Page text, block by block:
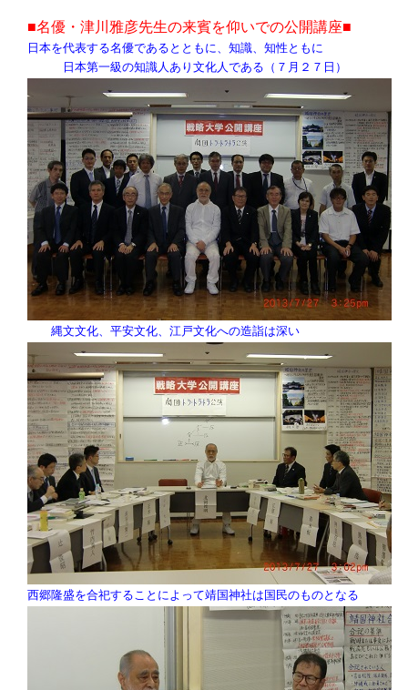
■名優・津川雅彦先生の来賓を仰いでの公開講座■
日本を代表する名優であるとともに、知識、知性ともに
日本第一級の知識人あり文化人である（７月２７日）
縄文文化、平安文化、江戸文化への造詣は深い
西郷隆盛を合祀することによって靖国神社は国民のものとなる